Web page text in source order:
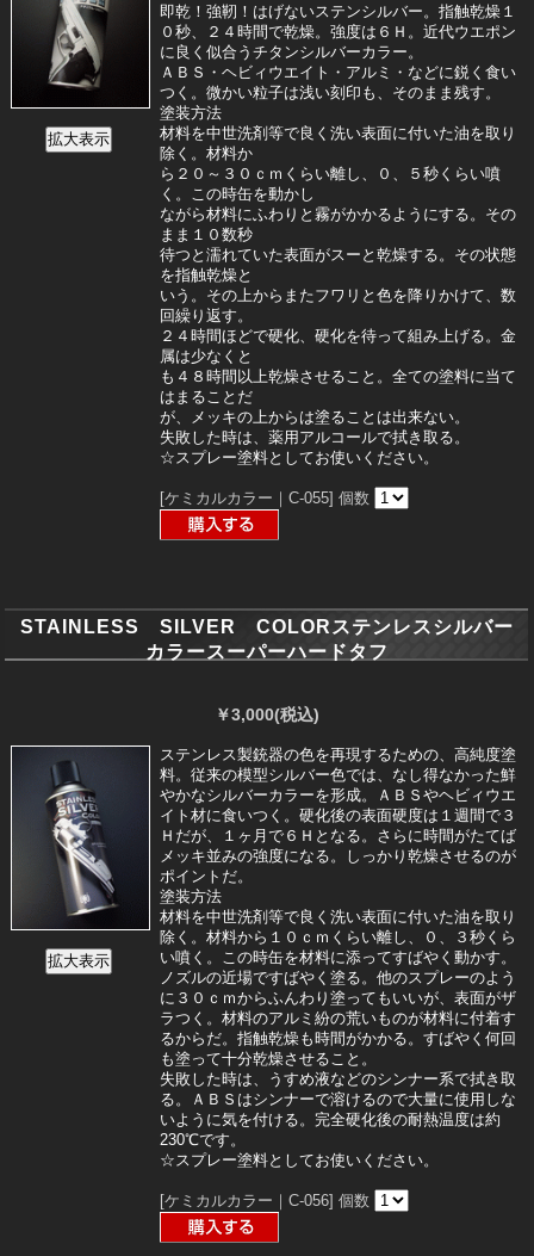
即乾！強靭！はげないステンシルバー。指触乾燥１
０秒、２４時間で乾燥。強度は６Ｈ。近代ウエポン
に良く似合うチタンシルバーカラー。
ＡＢＳ・ヘビィウエイト・アルミ・などに鋭く食い
つく。微かい粒子は浅い刻印も、そのまま残す。
塗装方法
材料を中世洗剤等で良く洗い表面に付いた油を取り
除く。材料か
ら２０～３０ｃｍくらい離し、０、５秒くらい噴
く。この時缶を動かし
ながら材料にふわりと霧がかかるようにする。その
まま１０数秒
待つと濡れていた表面がスーと乾燥する。その状態
を指触乾燥と
いう。その上からまたフワリと色を降りかけて、数
回繰り返す。
２４時間ほどで硬化、硬化を待って組み上げる。金
属は少なくと
も４８時間以上乾燥させること。全ての塗料に当て
はまることだ
が、メッキの上からは塗ることは出来ない。
失敗した時は、薬用アルコールで拭き取る。
☆スプレー塗料としてお使いください。
[ケミカルカラー｜C-055] 個数
STAINLESS SILVER COLORステンレスシルバー
カラースーパーハードタフ
￥3,000(税込)
ステンレス製銃器の色を再現するための、高純度塗
料。従来の模型シルバー色では、なし得なかった鮮
やかなシルバーカラーを形成。ＡＢＳやヘビィウエ
イト材に食いつく。硬化後の表面硬度は１週間で３
Ｈだが、１ヶ月で６Ｈとなる。さらに時間がたてば
メッキ並みの強度になる。しっかり乾燥させるのが
ポイントだ。
塗装方法
材料を中世洗剤等で良く洗い表面に付いた油を取り
除く。材料から１０ｃｍくらい離し、０、３秒くら
い噴く。この時缶を材料に添ってすばやく動かす。
ノズルの近場ですばやく塗る。他のスプレーのよう
に３０ｃｍからふんわり塗ってもいいが、表面がザ
ラつく。材料のアルミ紛の荒いものが材料に付着す
るからだ。指触乾燥も時間がかかる。すばやく何回
も塗って十分乾燥させること。
失敗した時は、うすめ液などのシンナー系で拭き取
る。ＡＢＳはシンナーで溶けるので大量に使用しな
いように気を付ける。完全硬化後の耐熱温度は約
230℃です。
☆スプレー塗料としてお使いください。
[ケミカルカラー｜C-056] 個数